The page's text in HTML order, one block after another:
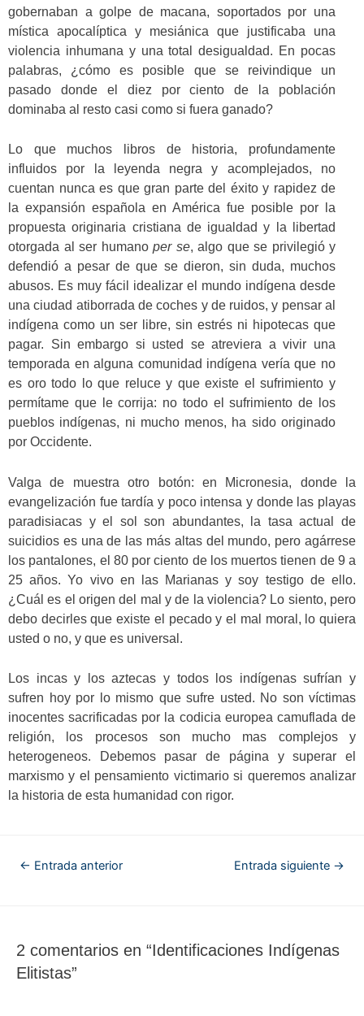
gobernaban a golpe de macana, soportados por una
mística apocalíptica y mesiánica que justificaba una
violencia inhumana y una total desigualdad. En pocas
palabras, ¿cómo es posible que se reivindique un
pasado donde el diez por ciento de la población
dominaba al resto casi como si fuera ganado?
Lo que muchos libros de historia, profundamente
influidos por la leyenda negra y acomplejados, no
cuentan nunca es que gran parte del éxito y rapidez de
la expansión española en América fue posible por la
propuesta originaria cristiana de igualdad y la libertad
otorgada al ser humano per se, algo que se privilegió y
defendió a pesar de que se dieron, sin duda, muchos
abusos. Es muy fácil idealizar el mundo indígena desde
una ciudad atiborrada de coches y de ruidos, y pensar al
indígena como un ser libre, sin estrés ni hipotecas que
pagar. Sin embargo si usted se atreviera a vivir una
temporada en alguna comunidad indígena vería que no
es oro todo lo que reluce y que existe el sufrimiento y
permítame que le corrija: no todo el sufrimiento de los
pueblos indígenas, ni mucho menos, ha sido originado
por Occidente.
Valga de muestra otro botón: en Micronesia, donde la
evangelización fue tardía y poco intensa y donde las playas
paradisiacas y el sol son abundantes, la tasa actual de
suicidios es una de las más altas del mundo, pero agárrese
los pantalones, el 80 por ciento de los muertos tienen de 9 a
25 años. Yo vivo en las Marianas y soy testigo de ello.
¿Cuál es el origen del mal y de la violencia? Lo siento, pero
debo decirles que existe el pecado y el mal moral, lo quiera
usted o no, y que es universal.
Los incas y los aztecas y todos los indígenas sufrían y
sufren hoy por lo mismo que sufre usted. No son víctimas
inocentes sacrificadas por la codicia europea camuflada de
religión, los procesos son mucho mas complejos y
heterogeneos. Debemos pasar de página y superar el
marxismo y el pensamiento victimario si queremos analizar
la historia de esta humanidad con rigor.
← Entrada anterior Entrada siguiente →
2 comentarios en “Identificaciones Indígenas
Elitistas”